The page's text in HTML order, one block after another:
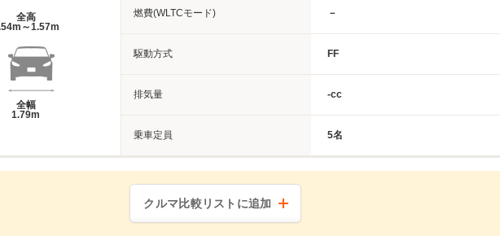
全高
～1.57m
全幅
1.79m
燃費(WLTCモード) －
駆動方式 FF
排気量 -cc
乗車定員 5名
クルマ比較リストに追加